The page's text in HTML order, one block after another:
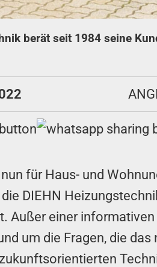
berät seit 1984 seine
für Haus- und
DIEHN
Außer einer
um die Fragen, die